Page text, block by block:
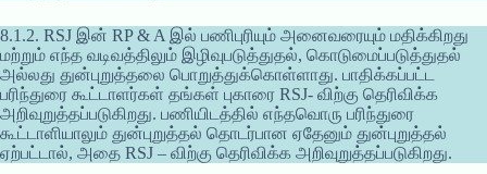
8.1.2. RSJ இன் RP & A இல் பணிபுரியும் அனைவரையும் மதிக்கிறது
மற்றும் எந்த வடிவத்திலும் இழிவுபடுத்துதல், கொடுமைப்படுத்துதல்
அல்லது துன்புறுத்தலை பொறுத்துக்கொள்ளாது. பாதிக்கப்பட்ட
பரிந்துரை கூட்டாளர்கள் தங்கள் புகாரை RSJ- விற்கு தெரிவிக்க
அறிவுறுத்தப்படுகிறது. பணியிடத்தில் எந்தவொரு பரிந்துரை
கூட்டாளியாலும் துன்புறுத்தல் தொடர்பான ஏதேனும் துன்புறுத்தல்
ஏற்பட்டால், அதை RSJ – விற்கு தெரிவிக்க அறிவுறுத்தப்படுகிறது.